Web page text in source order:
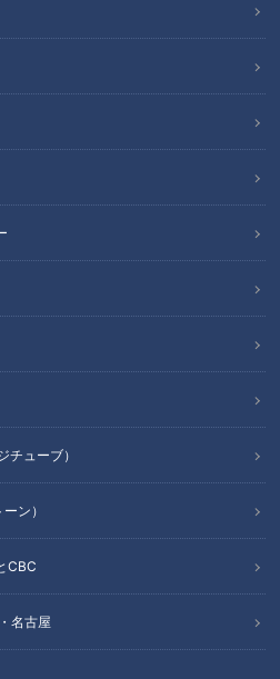
チューブ）
ン）
CBC
名古屋
道のり
きてない？
の環境
ブランドを立ち上げる。
親友が抱いていた一重まぶたへの
ます。
け組」といった心ない言葉や、他
まう風潮があるとし、「今ルッキ
る」と永岡は指摘しました。
ら二重にしなければならないとい
思いが芽生えたといいます。
ゃないか」を見せる、ありのまま
を立ち上げる決意に至りました。